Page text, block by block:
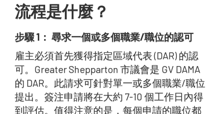
流程是什麼？
步驟 1： 尋求一個或多個職業/職位的認可
雇主必須首先獲得指定區域代表 (DAR) 的認
可。Greater Shepparton 市議會是 GV DAMA
的 DAR。此請求可針對單一或多個職業/職位
提出。簽注申請將在大約 7-10 個工作日內得
到評估。值得注意的是，每個申請的職位都